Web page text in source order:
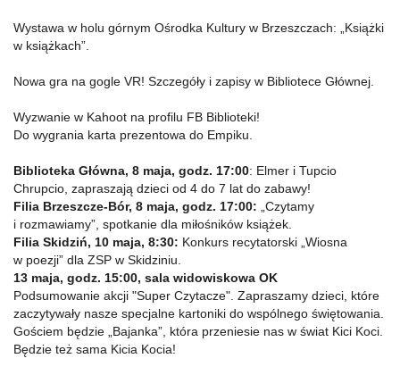
Wystawa w holu górnym Ośrodka Kultury w Brzeszczach: „Książki
w książkach”.
Nowa gra na gogle VR! Szczegóły i zapisy w Bibliotece Głównej.
Wyzwanie w Kahoot na profilu FB Biblioteki!
Do wygrania karta prezentowa do Empiku.
Biblioteka Główna, 8 maja, godz. 17:00: Elmer i Tupcio
Chrupcio, zapraszają dzieci od 4 do 7 lat do zabawy!
Filia Brzeszcze-Bór, 8 maja, godz. 17:00: „Czytamy
i rozmawiamy”, spotkanie dla miłośników książek.
Filia Skidziń, 10 maja, 8:30: Konkurs recytatorski „Wiosna
w poezji” dla ZSP w Skidziniu.
13 maja, godz. 15:00, sala widowiskowa OK
Podsumowanie akcji "Super Czytacze". Zapraszamy dzieci, które
zaczytywały nasze specjalne kartoniki do wspólnego świętowania.
Gościem będzie „Bajanka”, która przeniesie nas w świat Kici Koci.
Będzie też sama Kicia Kocia!